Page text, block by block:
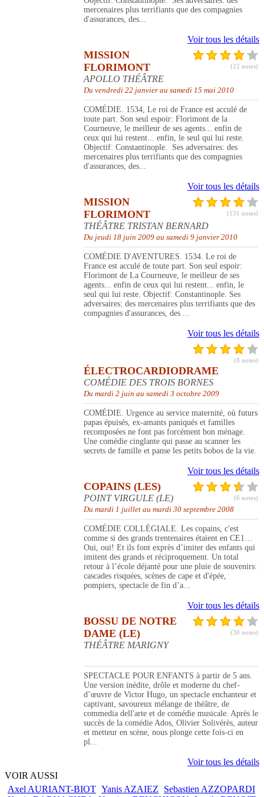
mercenaires plus terrifiants que des compagnies
d'assurances, des...
Voir tous les détails
(22 notes)
MISSION
FLORIMONT
APOLLO THÉÂTRE
Du vendredi 22 janvier au samedi 15 mai 2010
COMÉDIE. 1534, Le roi de France est acculé de
toute part. Son seul espoir: Florimont de la
Courneuve, le meilleur de ses agents... enfin de
ceux qui lui restent... enfin, le seul qui lui reste.
Objectif: Constantinople. Ses adversaires: des
mercenaires plus terrifiants que des compagnies
d'assurances, des...
Voir tous les détails
(131 notes)
MISSION
FLORIMONT
THÉÂTRE TRISTAN BERNARD
Du jeudi 18 juin 2009 au samedi 9 janvier 2010
COMÉDIE D'AVENTURES. 1534. Le roi de
France est acculé de toute part. Son seul espoir:
Florimont de La Courneuve, le meilleur de ses
agents... enfin de ceux qui lui restent... enfin, le
seul qui lui reste. Objectif: Constantinople. Ses
adversaires: des mercenaires plus terrifiants que des
compagnies d'assurances, des ...
Voir tous les détails
(8 notes)
ÉLECTROCARDIODRAME
COMÉDIE DES TROIS BORNES
Du mardi 2 juin au samedi 3 octobre 2009
COMÉDIE. Urgence au service maternité, où futurs
papas épuisés, ex-amants paniqués et familles
recomposées ne font pas forcément bon ménage.
Une comédie cinglante qui passe au scanner les
secrets de famille et panse les petits bobos de la vie.
Voir tous les détails
(6 notes)
COPAINS (LES)
POINT VIRGULE (LE)
Du mardi 1 juillet au mardi 30 septembre 2008
COMÉDIE COLLÉGIALE. Les copains, c'est
comme si des grands trentenaires étaient en CE1…
Oui, oui! Et ils font exprès d’imiter des enfants qui
imitent des grands et réciproquement. Un total
retour à l’école déjanté pour une pluie de souvenirs:
cascades risquées, scènes de cape et d'épée,
pompiers, spectacle de fin d’a...
Voir tous les détails
(30 notes)
BOSSU DE NOTRE
DAME (LE)
THÉÂTRE MARIGNY
SPECTACLE POUR ENFANTS à partir de 5 ans.
Une version inédite, drôle et moderne du chef-
d’œuvre de Victor Hugo, un spectacle enchanteur et
captivant, savoureux mélange de théâtre, de
commedia dell'arte et de comédie musicale. Après le
succès de la comédie Ados, Olivier Solivérès, auteur
et metteur en scène, nous plonge cette fois-ci en
pl...
Voir tous les détails
VOIR AUSSI
Axel AURIANT-BIOT Yanis AZAIEZ
Sebastien AZZOPARDI